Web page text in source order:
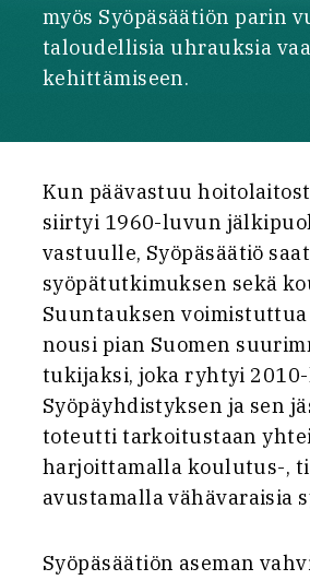
myös Syöpäsäätiön parin
taloudellisia uhrauksia
kehittämiseen.
Kun päävastuu
siirtyi 1960-luvun
vastuulle, Syöpäsäätiö
syöpätutkimuksen sekä
Suuntauksen
nousi pian Suomen
tukijaksi, joka ryhtyi
Syöpäyhdistyksen ja sen
toteutti tarkoitustaan
harjoittamalla koulutus-,
avustamalla vähävaraisia
Syöpäsäätiön aseman